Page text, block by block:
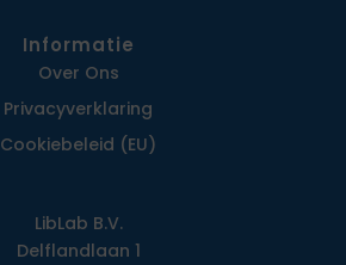
Informatie
Over Ons
Privacy­verklaring
Cookiebeleid (EU)
LibLab B.V.
Delflandlaan 1